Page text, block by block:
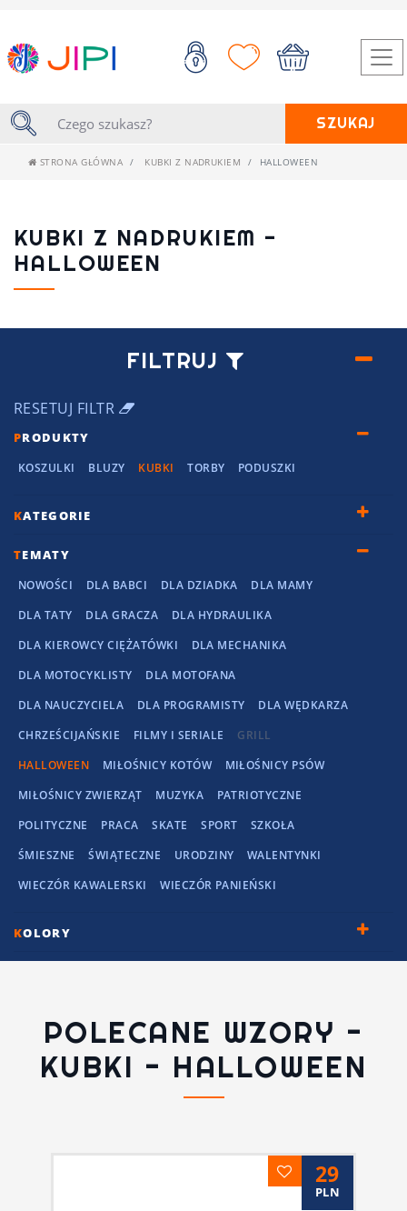
SZUKAJ
STRONA GŁÓWNA KUBKI Z NADRUKIEM HALLOWEEN
KUBKI Z NADRUKIEM -
HALLOWEEN
FILTRUJ
RESETUJ FILTR
PRODUKTY
KOSZULKI BLUZY KUBKI TORBY PODUSZKI
KATEGORIE
TEMATY
NOWOŚCI DLA BABCI DLA DZIADKA
DLA MAMY
DLA TATY
DLA GRACZA
DLA HYDRAULIKA
DLA KIEROWCY CIĘŻATÓWKI
DLA MECHANIKA
DLA MOTOCYKLISTY
DLA MOTOFANA
DLA NAUCZYCIELA
DLA PROGRAMISTY
DLA WĘDKARZA
CHRZEŚCIJAŃSKIE
FILMY I SERIALE
GRILL
HALLOWEEN
MIŁOŚNICY KOTÓW
MIŁOŚNICY PSÓW
MIŁOŚNICY ZWIERZĄT
MUZYKA
PATRIOTYCZNE
POLITYCZNE
PRACA SKATE SPORT
SZKOŁA
ŚMIESZNE
ŚWIĄTECZNE URODZINY
WALENTYNKI
WIECZÓR KAWALERSKI
WIECZÓR PANIEŃSKI
KOLORY
POLECANE WZORY -
KUBKI - HALLOWEEN
29
PLN